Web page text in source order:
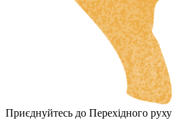
Приєднуйтесь до Перехідного руху